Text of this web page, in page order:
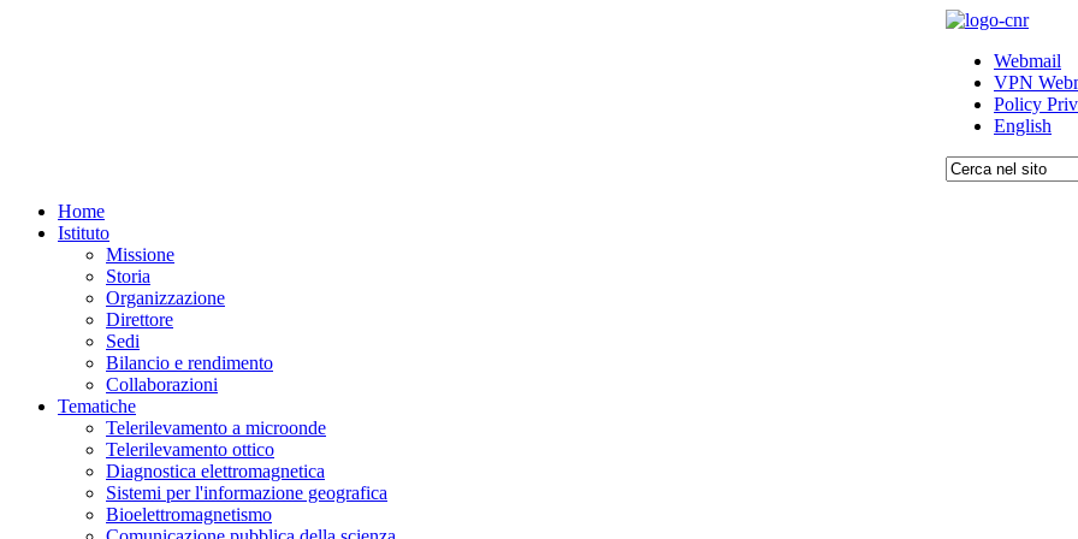
Webmail
VPN
Policy
English
Home
Istituto
Missione
Storia
Organizzazione
Direttore
Sedi
Bilancio e rendimento
Collaborazioni
Tematiche
Telerilevamento a microonde
Telerilevamento ottico
Diagnostica elettromagnetica
Sistemi per l'informazione geografica
Bioelettromagnetismo